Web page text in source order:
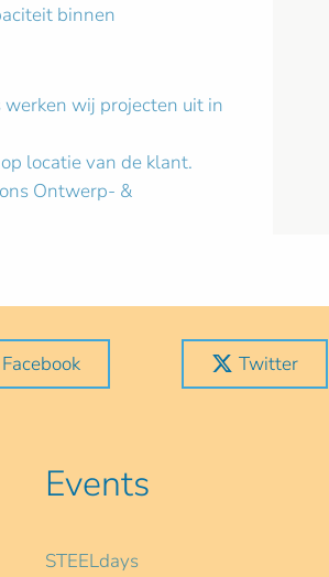
binnen
wij projecten uit in
locatie van de klant.
Ontwerp- &
Facebook Twitter
Events
STEELdays